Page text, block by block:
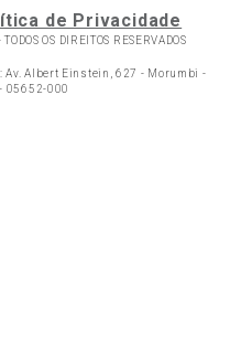
de Privacidade
TODOS OS DIREITOS RESERVADOS
Av. Albert Einstein, 627 - Morumbi -
- 05652-000